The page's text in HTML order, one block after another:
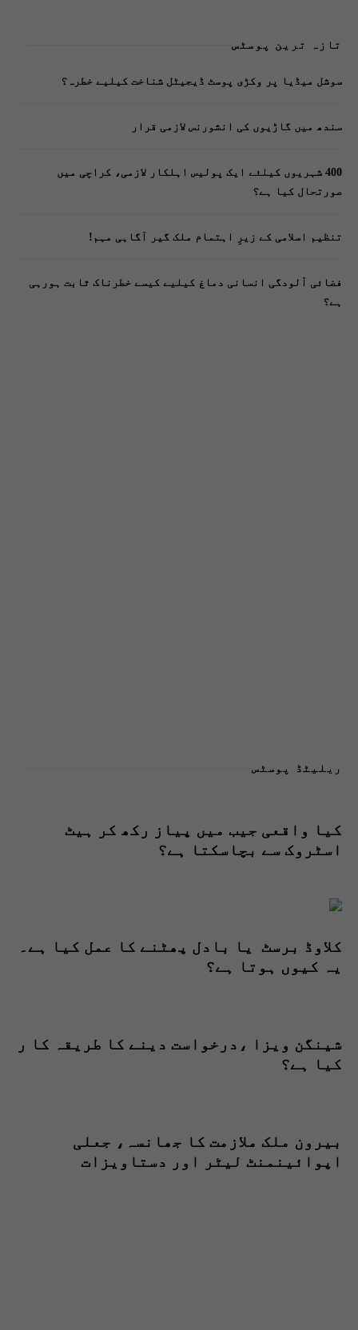
تازہ ترین پوسٹس
سوشل میڈیا پر وکڑی پوسٹ ڈیجیٹل شناخت کیلیے خطرہ؟
سندھ میں گاڑیوں کی انشورنس لازمی قرار
400 شہریوں کیلئے ایک پولیس اہلکار لازمی، کراچی میں
صورتحال کیا ہے؟
تنظیم اسلامی کے زیرِ اہتمام ملک گیر آگاہی مہم!
فضائی آلودگی انسانی دماغ کیلیے کیسے خطرناک ثابت ہورہی
ہے؟
ریلیٹڈ پوسٹس
کیا واقعی جیب میں پیاز رکھ کر ہیٹ
اسٹروک سے بچاسکتا ہے؟
کلاوڈ برسٹ یا بادل پھٹنے کا عمل کیا ہے۔
یہ کیوں ہوتا ہے؟
شینگن ویزا ،درخواست دینے کا طریقہ کا ر
کیا ہے؟
بیرون ملک ملازمت کا جھانسہ، جعلی
اپوائینمنٹ لیٹر اور دستاویزات